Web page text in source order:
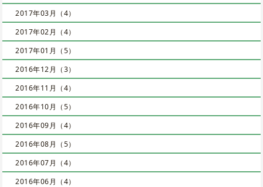
2017年03月（4）
2017年02月（4）
2017年01月（5）
2016年12月（3）
2016年11月（4）
2016年10月（5）
2016年09月（4）
2016年08月（5）
2016年07月（4）
2016年06月（4）